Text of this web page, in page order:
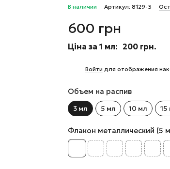
В наличии Артикул: 8129-3
600 грн
Ціна за 1 мл: 200 грн.
Войти для отображения
Объем на распив
3 мл 5 мл 10 мл 15
Флакон металлический (5